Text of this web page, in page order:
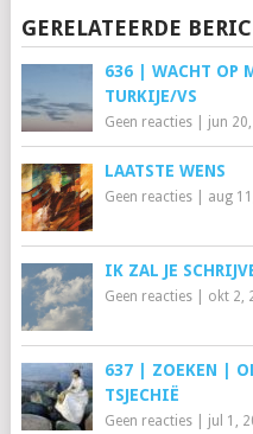
GERELATEERDE
636 | WACHT OP
TURKIJE/VS
Geen reacties| jun
LAATSTE WENS
Geen reacties| aug
IK ZAL JE
Geen reacties| okt 2,
637 | ZOEKEN |
TSJECHIË
Geen reacties| jul 1,